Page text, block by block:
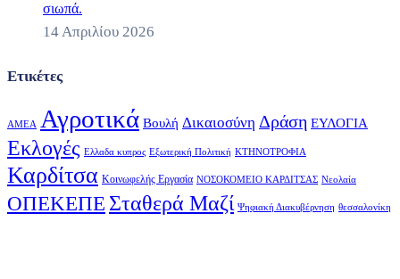
σιωπά.
14 Απριλίου 2026
Ετικέτες
ΑΜΕΑ Αγροτικά Βουλή Δικαιοσύνη Δράση ΕΥΛΟΓΙΑ
Εκλογές Ελλαδα κυπρος Εξωτερική Πολιτική ΚΤΗΝΟΤΡΟΦΙΑ
Καρδίτσα Κοινωφελής Εργασία ΝΟΣΟΚΟΜΕΙΟ ΚΑΡΔΙΤΣΑΣ Νεολαία
ΟΠΕΚΕΠΕ Σταθερά Μαζί Ψηφιακή Διακυβέρνηση θεσσαλονίκη